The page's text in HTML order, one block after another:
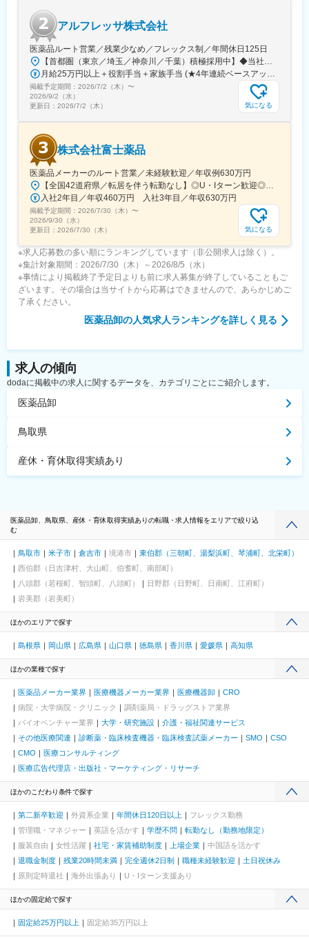
アルフレッサ株式会社
医薬品ルート営業／残業少なめ／フレックス制／年間休日125日
掲載予定期間： 2026/7/2（木） 〜
2026/9/2（水）
更新日： 2026/7/2（木） 気になる
株式会社富士薬品
医薬品メーカーのルート営業／未経験歓迎／年収例630万円
入社2年目／年収460万円 入社3年目／年収630万円
掲載予定期間： 2026/7/30（木） 〜
2026/9/30（水）
更新日： 2026/7/30（木） 気になる
※求人応募数の多い順にランキングしています（非公開求人は除く）。
※集計対象期間：2026/7/30（木）～2026/8/5（水）
※事情により掲載終了予定日よりも前に求人募集が終了していることもご
ざいます。その場合は当サイトから応募はできませんので、あらかじめご
了承ください。
医薬品卸の人気求人ランキングを詳しく見る
求人の傾向
dodaに掲載中の求人に関するデータを、カテゴリごとにご紹介します。
医薬品卸
鳥取県
産休・育休取得実績あり
医薬品卸、鳥取県、産休・育休取得実績ありの転職・求人情報をエリアで絞り込
む
鳥取市 米子市 倉吉市 境港市
東伯郡（三朝町、湯梨浜町、琴浦町、北栄町）
西伯郡（日吉津村、大山町、伯耆町、南部町）
八頭郡（若桜町、智頭町、八頭町）
日野郡（日野町、日南町、江府町）
岩美郡（岩美町）
ほかのエリアで探す
島根県 岡山県 広島県 山口県 徳島県 香川県 愛媛県 高知県
ほかの業種で探す
医薬品メーカー業界 医療機器メーカー業界 医療機器卸
CRO
病院・大学病院・クリニック
調剤薬局・ドラッグストア業界
バイオベンチャー業界
大学・研究施設
介護・福祉関連サービス
その他医療関連
診断薬・臨床検査機器・臨床検査試薬メーカー SMO
CSO
CMO
医療コンサルティング
医療広告代理店・出版社・マーケティング・リサーチ
ほかのこだわり条件で探す
第二新卒歓迎 外資系企業 年間休日120日以上
フレックス勤務
管理職・マネジャー
英語を活かす 学歴不問
転勤なし（勤務地限定）
服装自由
女性活躍 社宅・家賃補助制度 上場企業
中国語を活かす
退職金制度
残業20時間未満 完全週休2日制 職種未経験歓迎
土日祝休み
原則定時退社
海外出張あり U・Iターン支援あり
ほかの固定給で探す
固定給25万円以上 固定給35万円以上